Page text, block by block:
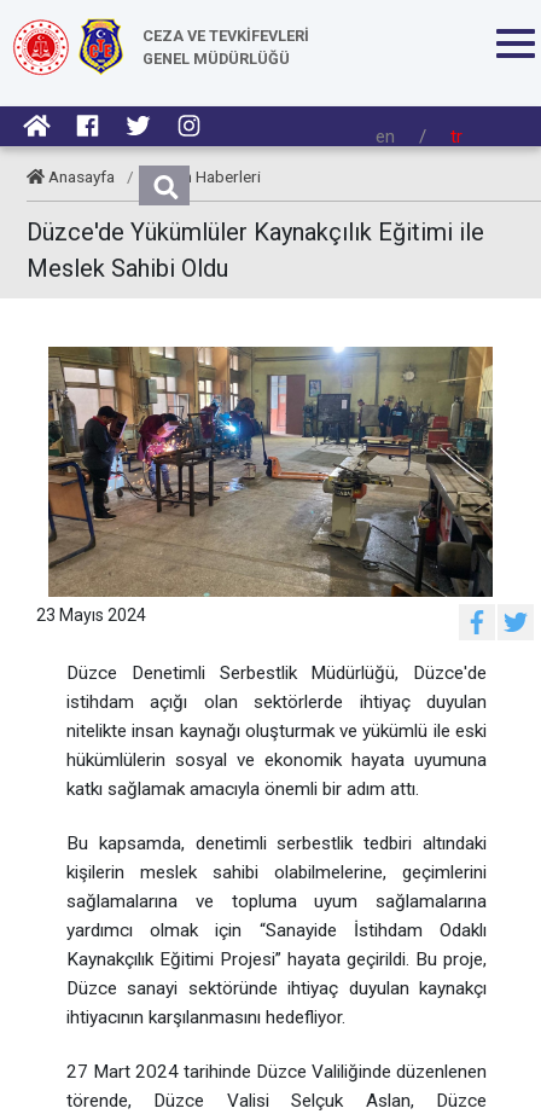
CEZA VE TEVKİFEVLERİ
GENEL MÜDÜRLÜĞÜ
en / tr
Anasayfa / Kurum Haberleri
Düzce'de Yükümlüler Kaynakçılık Eğitimi ile
Meslek Sahibi Oldu
23 Mayıs 2024
Düzce Denetimli Serbestlik Müdürlüğü, Düzce'de
istihdam açığı olan sektörlerde ihtiyaç duyulan
nitelikte insan kaynağı oluşturmak ve yükümlü ile eski
hükümlülerin sosyal ve ekonomik hayata uyumuna
katkı sağlamak amacıyla önemli bir adım attı.
Bu kapsamda, denetimli serbestlik tedbiri altındaki
kişilerin meslek sahibi olabilmelerine, geçimlerini
sağlamalarına ve topluma uyum sağlamalarına
yardımcı olmak için “Sanayide İstihdam Odaklı
Kaynakçılık Eğitimi Projesi” hayata geçirildi. Bu proje,
Düzce sanayi sektöründe ihtiyaç duyulan kaynakçı
ihtiyacının karşılanmasını hedefliyor.
27 Mart 2024 tarihinde Düzce Valiliğinde düzenlenen
törende, Düzce Valisi Selçuk Aslan, Düzce